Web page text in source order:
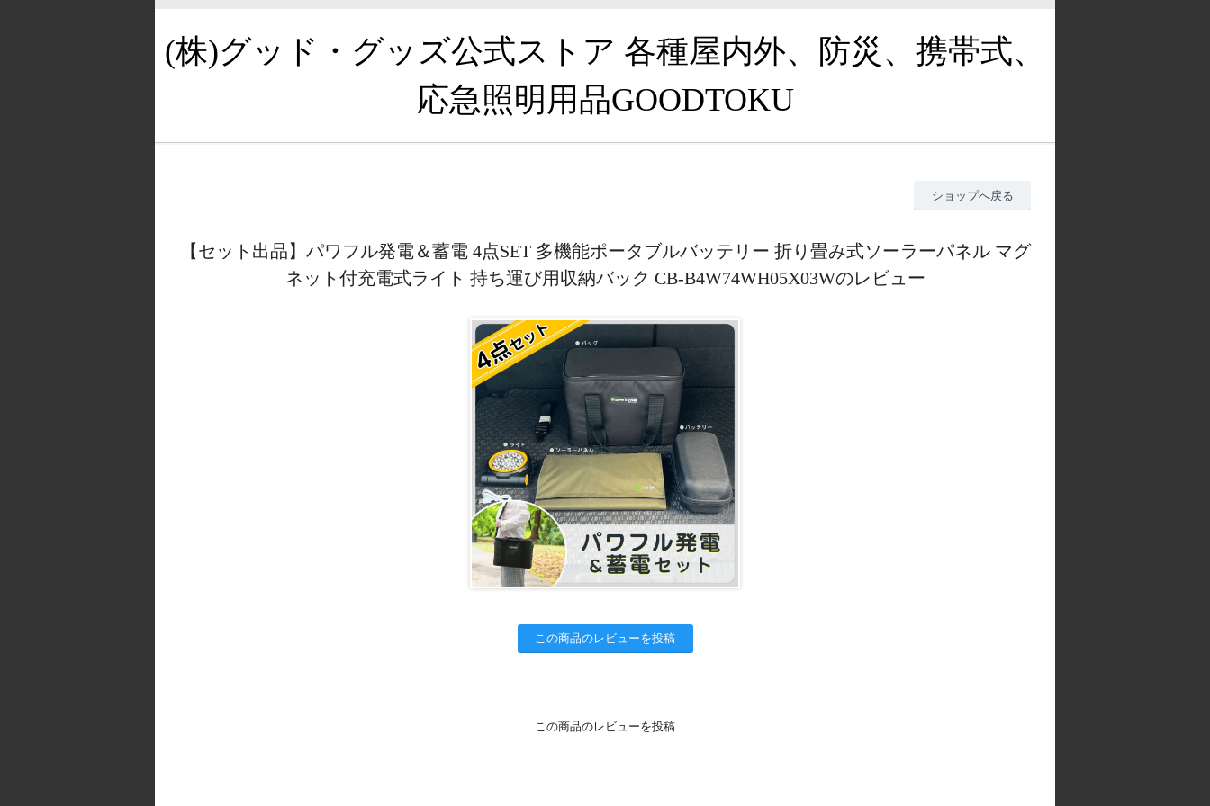
(株)グッド・グッズ公式ストア 各種屋内外、防災、携帯式、
応急照明用品GOODTOKU
ショップへ戻る
【セット出品】パワフル発電＆蓄電 4点SET 多機能ポータブルバッテリー 折り畳み式ソーラーパネル マグ
ネット付充電式ライト 持ち運び用収納バック CB-B4W74WH05X03Wのレビュー
この商品のレビューを投稿
この商品のレビューを投稿